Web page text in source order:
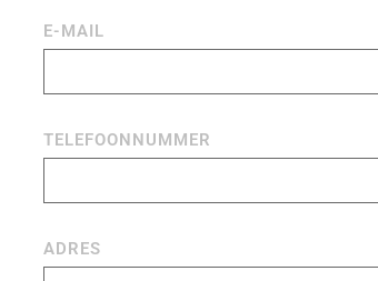
E-MAIL
TELEFOONNUMMER
ADRES